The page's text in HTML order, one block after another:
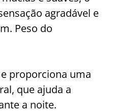
agradável e
Peso do
proporciona uma
que ajuda a
a noite.